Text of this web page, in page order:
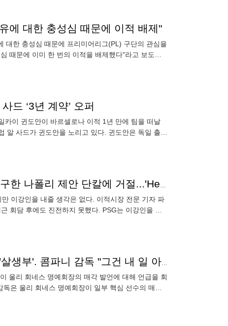
에 대한 충성심 때문에 이적 배제"
대한 충성심 때문에 프리미어리그(PL) 구단의 관심을
때문에 이미 한 번의 이적을 배제했다"라고 보도했
드 ‘3년 계약’ 오퍼
카이 귄도안이 바르셀로나 이적 1년 만에 팀을 떠날
사드가 귄도안을 노리고 있다. 귄도안은 독일 출신
'오시멘 원하지만 이강인은 줄 수 없어' PSG, LEE 요구한 나폴리 제안 단칼에 거절...'Here We Go' 기자 확인
이강인을 내줄 생각은 없다. 이적시장 전문 기자 파
회담 후에도 진전하지 못했다. PSG는 이강인을 거
"내 생각 아니야!" KIM은 빠진 B 뮌헨 핵심 5명 매각 '살생부'. 콤파니 감독 "그건 내 일 아니다"
울리 회네스 명예회장의 매각 발언에 대해 언급을 회
은 울리 회네스 명예회장이 일부 핵심 선수의 매각